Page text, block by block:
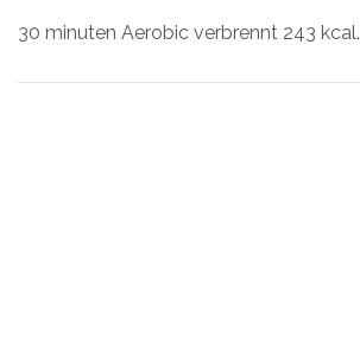
30 minuten Aerobic verbrennt 243 kcal.